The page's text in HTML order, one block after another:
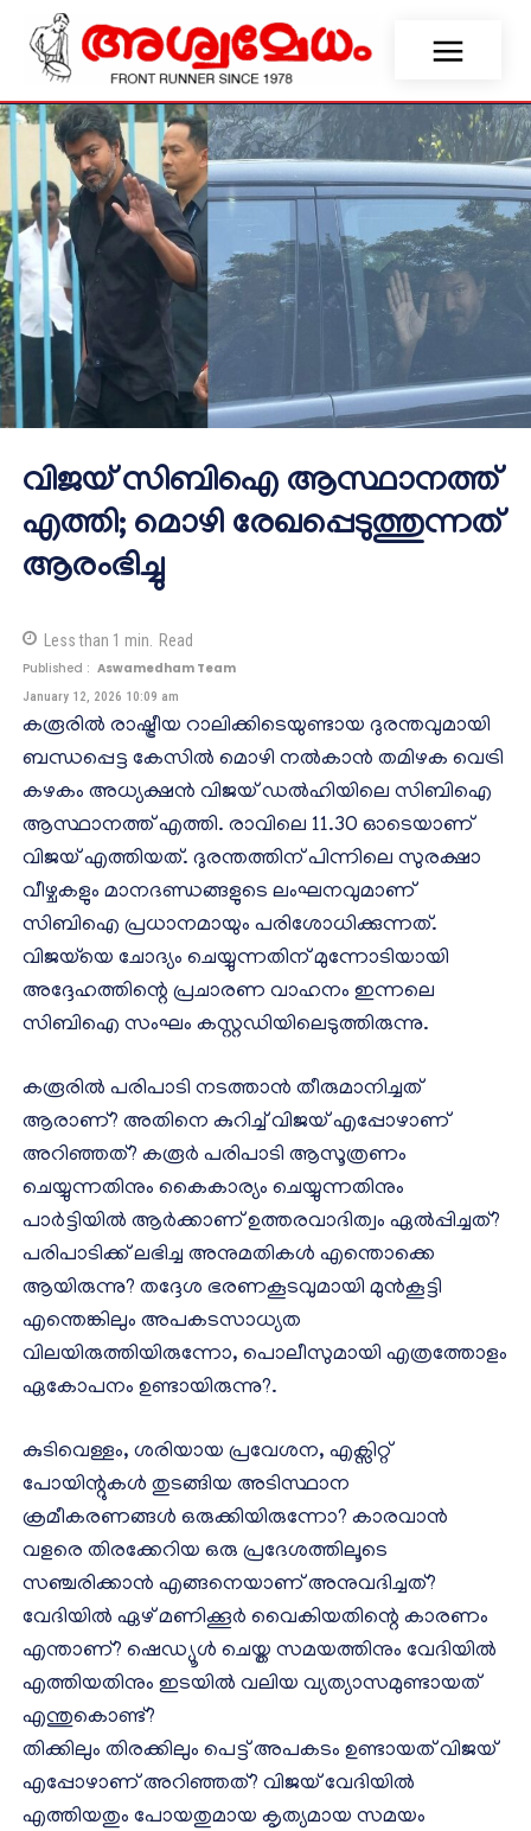
വിജയ് സിബിഐ ആസ്ഥാനത്ത്
എത്തി; മൊഴി രേഖപ്പെടുത്തുന്നത്
ആരംഭിച്ചു
Less than 1 min. Read
Published : Aswamedham Team
January 12, 2026 10:09 am
കരൂരിൽ രാഷ്ട്രീയ റാലിക്കിടെയുണ്ടായ ദുരന്തവുമായി
ബന്ധപ്പെട്ട കേസിൽ മൊഴി നൽകാൻ തമിഴക വെട്രി
കഴകം അധ്യക്ഷൻ വിജയ് ഡൽഹിയിലെ സിബിഐ
ആസ്ഥാനത്ത് എത്തി. രാവിലെ 11.30 ഓടെയാണ്
വിജയ് എത്തിയത്. ദുരന്തത്തിന് പിന്നിലെ സുരക്ഷാ
വീഴ്ചകളും മാനദണ്ഡങ്ങളുടെ ലംഘനവുമാണ്
സിബിഐ പ്രധാനമായും പരിശോധിക്കുന്നത്.
വിജയ്‌യെ ചോദ്യം ചെയ്യുന്നതിന് മുന്നോടിയായി
അദ്ദേഹത്തിന്റെ പ്രചാരണ വാഹനം ഇന്നലെ
സിബിഐ സംഘം കസ്റ്റഡിയിലെടുത്തിരുന്നു.
കരൂരിൽ പരിപാടി നടത്താൻ തീരുമാനിച്ചത്
ആരാണ്? അതിനെ കുറിച്ച് വിജയ് എപ്പോഴാണ്
അറിഞ്ഞത്? കരൂർ പരിപാടി ആസൂത്രണം
ചെയ്യുന്നതിനും കൈകാര്യം ചെയ്യുന്നതിനും
പാർട്ടിയിൽ ആർക്കാണ് ഉത്തരവാദിത്വം ഏൽപ്പിച്ചത്?
പരിപാടിക്ക് ലഭിച്ച അനുമതികൾ എന്തൊക്കെ
ആയിരുന്നു? തദ്ദേശ ഭരണകൂടവുമായി മുൻകൂട്ടി
എന്തെങ്കിലും അപകടസാധ്യത
വിലയിരുത്തിയിരുന്നോ, പൊലീസുമായി എത്രത്തോളം
ഏകോപനം ഉണ്ടായിരുന്നു?.
കുടിവെള്ളം, ശരിയായ പ്രവേശന, എക്സിറ്റ്
പോയിന്റുകൾ തുടങ്ങിയ അടിസ്ഥാന
ക്രമീകരണങ്ങൾ ഒരുക്കിയിരുന്നോ? കാരവാൻ
വളരെ തിരക്കേറിയ ഒരു പ്രദേശത്തിലൂടെ
സഞ്ചരിക്കാൻ എങ്ങനെയാണ് അനുവദിച്ചത്?
വേദിയിൽ ഏഴ് മണിക്കൂർ വൈകിയതിന്റെ കാരണം
എന്താണ്? ഷെഡ്യൂൾ ചെയ്ത സമയത്തിനും വേദിയിൽ
എത്തിയതിനും ഇടയിൽ വലിയ വ്യത്യാസമുണ്ടായത്
എന്തുകൊണ്ട്?
തിക്കിലും തിരക്കിലും പെട്ട് അപകടം ഉണ്ടായത് വിജയ്
എപ്പോഴാണ് അറിഞ്ഞത്? വിജയ് വേദിയിൽ
എത്തിയതും പോയതുമായ കൃത്യമായ സമയം